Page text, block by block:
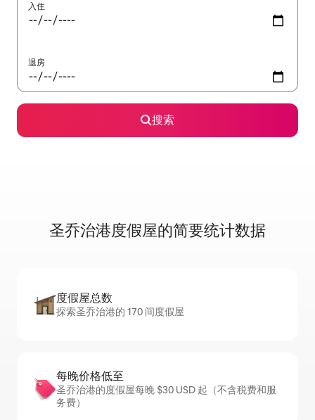
入住
退房
搜索
圣乔治港度假屋的简要统计数据
度假屋总数
探索圣乔治港的 170 间度假屋
每晚价格低至
圣乔治港的度假屋每晚 $30 USD 起（不含税费和服
务费）